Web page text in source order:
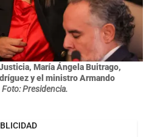
María Ángela Buitrago,
y el ministro Armando
Foto: Presidencia.